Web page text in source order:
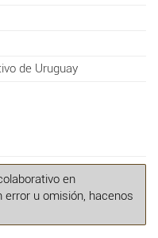
de Uruguay
en
u omisión, hacenos